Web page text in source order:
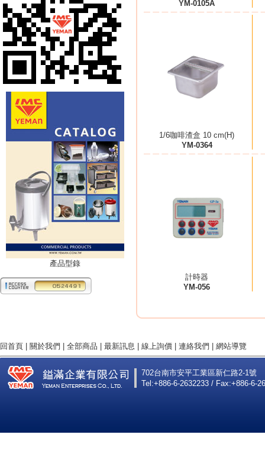
產品型錄
YM-0105A
1/6咖啡渣盒 10 cm(H)
YM-0364
計時器
YM-056
回首頁 關於我們 全部商品 最新訊息 線上詢價 連絡我們 網站導覽
702台南市安平工業區新仁路2-1號
Tel:+886-6-2632233 / Fax:+886-6-